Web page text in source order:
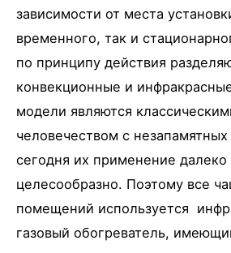
зависимости от места
временного, так и
по принципу действия
конвекционные и
модели являются
человечеством с
сегодня их применение далеко
целесообразно. Поэтому все
помещений используется
газовый обогреватель,